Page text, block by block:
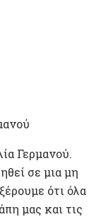
Γερμανού.
σε μια μη
ότι όλα
μας και τις